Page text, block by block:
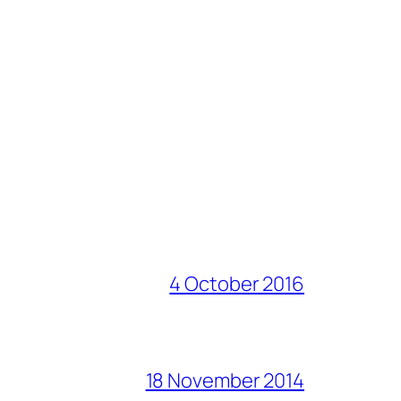
4 October 2016
18 November 2014